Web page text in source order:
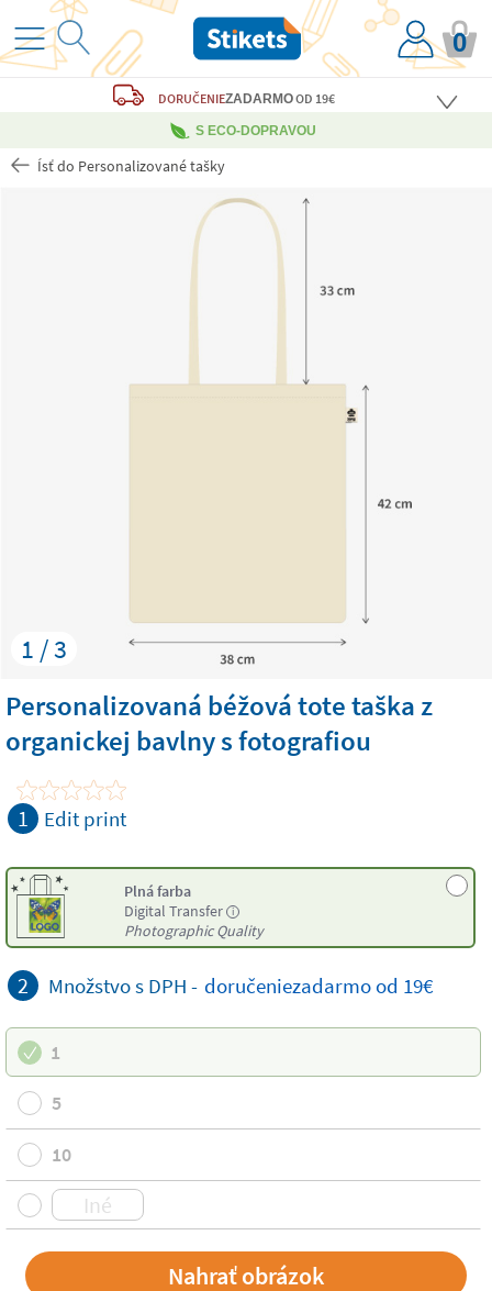
0
DORUČENIEZADARMOOD 19€
S ECO-DOPRAVOU
Ísť do Personalizované tašky
1 / 3
Personalizovaná béžová tote taška z
organickej bavlny s fotografiou
1 Edit print
Plná farba
Digital Transfer i
Photographic Quality
2 Množstvo s DPH - doručeniezadarmood 19€
1
5
10